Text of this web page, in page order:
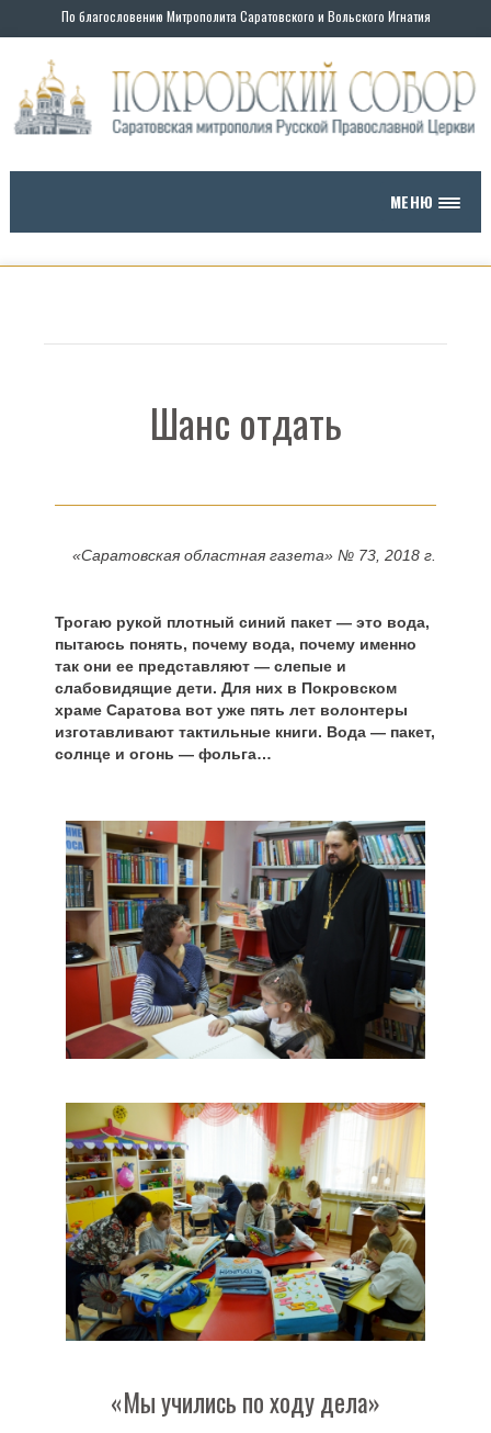
По благословению Митрополита Саратовского и Вольского Игнатия
МЕНЮ
Шанс отдать
«Саратовская областная газета» № 73, 2018 г.
Трогаю рукой плотный синий пакет — это вода,
пытаюсь понять, почему вода, почему именно
так они ее представляют — слепые и
слабовидящие дети. Для них в Покровском
храме Саратова вот уже пять лет волонтеры
изготавливают тактильные книги. Вода — пакет,
солнце и огонь — фольга…
«Мы учились по ходу дела»